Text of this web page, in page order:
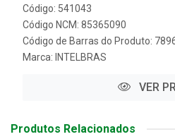
Código: 541043
Código NCM: 85365090
Código de Barras do Produto:
Marca: INTELBRAS
VER
Produtos Relacionados